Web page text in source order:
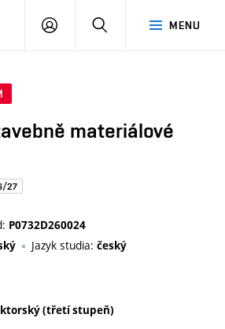
MENU
PŘIHLÁSIT
materiálové
27
P0732D260024
Jazyk studia: český
(třetí stupeň)